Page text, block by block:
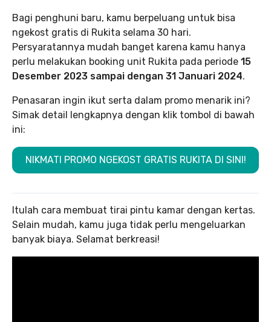
Bagi penghuni baru, kamu berpeluang untuk bisa
ngekost gratis di Rukita selama 30 hari.
Persyaratannya mudah banget karena kamu hanya
perlu melakukan booking unit Rukita pada periode 15
Desember 2023 sampai dengan 31 Januari 2024.
Penasaran ingin ikut serta dalam promo menarik ini?
Simak detail lengkapnya dengan klik tombol di bawah
ini:
NIKMATI PROMO NGEKOST GRATIS RUKITA DI SINI!
Itulah cara membuat tirai pintu kamar dengan kertas.
Selain mudah, kamu juga tidak perlu mengeluarkan
banyak biaya. Selamat berkreasi!